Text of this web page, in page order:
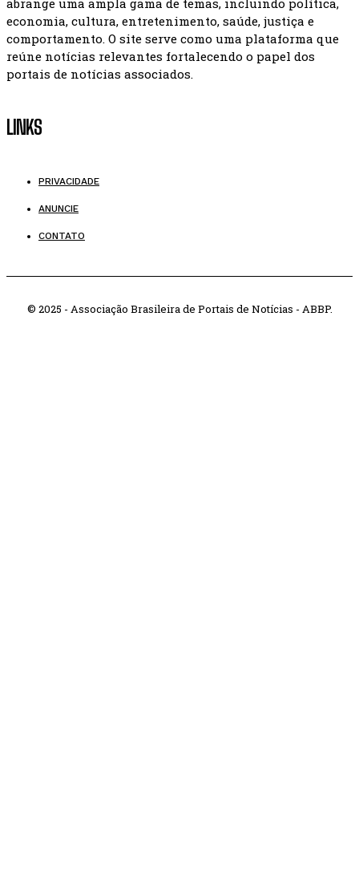
abrange uma ampla gama de temas, incluindo política,
economia, cultura, entretenimento, saúde, justiça e
comportamento. O site serve como uma plataforma que
reúne notícias relevantes fortalecendo o papel dos
portais de notícias associados.
LINKS
PRIVACIDADE
ANUNCIE
CONTATO
© 2025 - Associação Brasileira de Portais de Notícias - ABBP.